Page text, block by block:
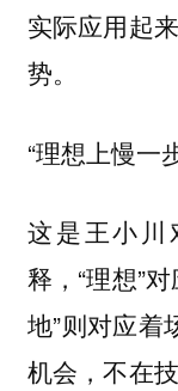
实际应用起
势。
“理想上慢一
这是王小川
释，“理想”
地”则对应着
机会，不在